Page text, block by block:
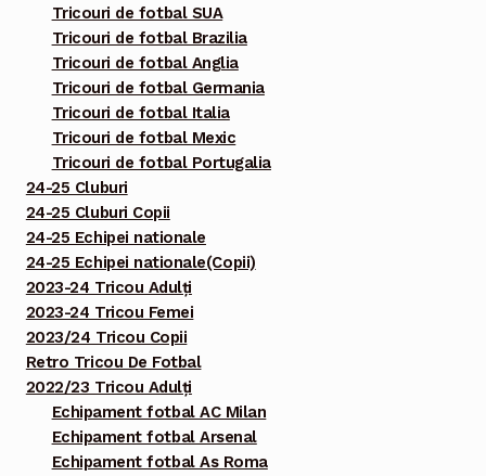
Tricouri de fotbal SUA
Tricouri de fotbal Brazilia
Tricouri de fotbal Anglia
Tricouri de fotbal Germania
Tricouri de fotbal Italia
Tricouri de fotbal Mexic
Tricouri de fotbal Portugalia
24-25 Cluburi
24-25 Cluburi Copii
24-25 Echipei nationale
24-25 Echipei nationale(Copii)
2023-24 Tricou Adulți
2023-24 Tricou Femei
2023/24 Tricou Copii
Retro Tricou De Fotbal
2022/23 Tricou Adulți
Echipament fotbal AC Milan
Echipament fotbal Arsenal
Echipament fotbal As Roma